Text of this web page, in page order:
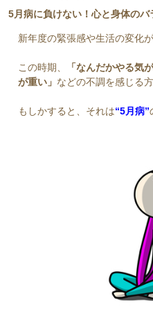
5月病に負けない！心と身体の
新年度の緊張感や生活の変化
この時期、
「なんだかやる気
が重い」 などの不調を感じる
もしかすると、それは“5月病”